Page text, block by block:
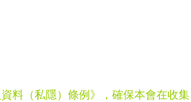
料（私隱）條例》，確保本會在收